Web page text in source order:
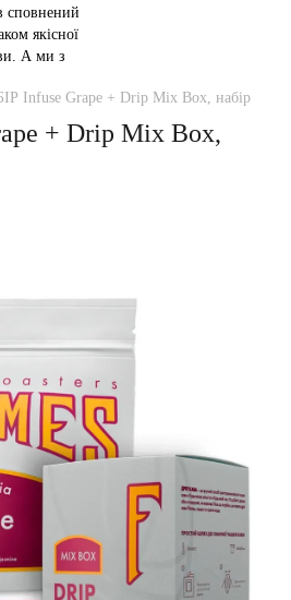
Infuse Grape + Drip Mix Box, набір
+ Drip Mix Box,